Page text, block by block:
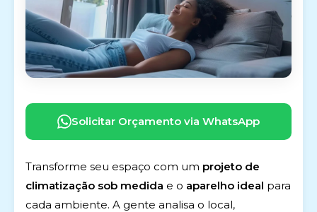
Solicitar Orçamento via WhatsApp
Transforme seu espaço com um projeto de
climatização sob medida e o aparelho ideal para
cada ambiente. A gente analisa o local,